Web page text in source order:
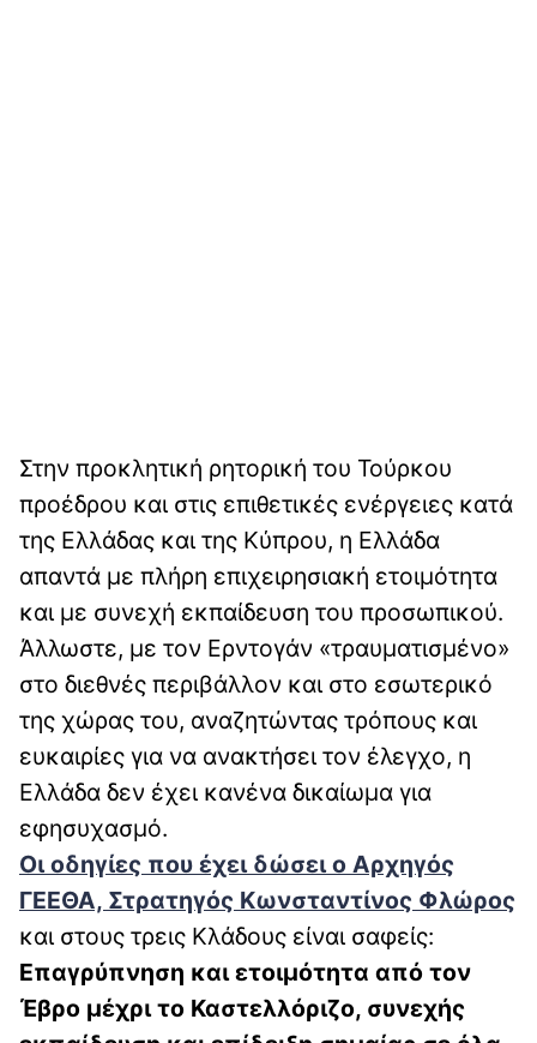
Στην προκλητική ρητορική του Τούρκου
προέδρου και στις επιθετικές ενέργειες κατά
της Ελλάδας και της Κύπρου, η Ελλάδα
απαντά με πλήρη επιχειρησιακή ετοιμότητα
και με συνεχή εκπαίδευση του προσωπικού.
Άλλωστε, με τον Ερντογάν «τραυματισμένο»
στο διεθνές περιβάλλον και στο εσωτερικό
της χώρας του, αναζητώντας τρόπους και
ευκαιρίες για να ανακτήσει τον έλεγχο, η
Ελλάδα δεν έχει κανένα δικαίωμα για
εφησυχασμό.
Οι οδηγίες που έχει δώσει ο Αρχηγός
ΓΕΕΘΑ, Στρατηγός Κωνσταντίνος Φλώρος
και στους τρεις Κλάδους είναι σαφείς:
Επαγρύπνηση και ετοιμότητα από τον
Έβρο μέχρι το Καστελλόριζο, συνεχής